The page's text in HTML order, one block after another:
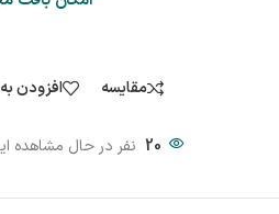
مقایسه افزودن
20 نفر در حال مشاهده